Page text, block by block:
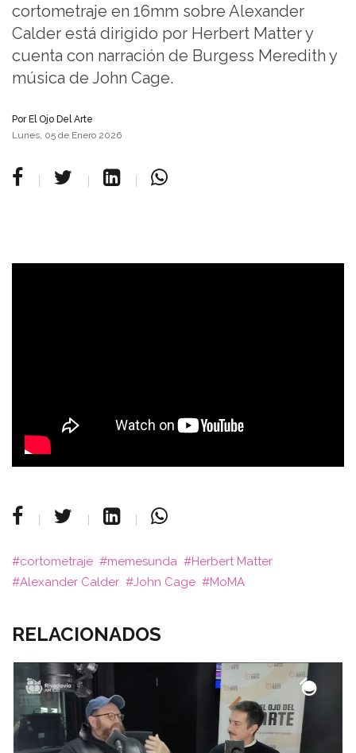
cortometraje en 16mm sobre Alexander
Calder está dirigido por Herbert Matter y
cuenta con narración de Burgess Meredith y
música de John Cage.
Por El Ojo Del Arte
Lunes, 05 de Enero 2026
cortometraje memesunda
Herbert Matter
Alexander Calder
John Cage MoMA
RELACIONADOS